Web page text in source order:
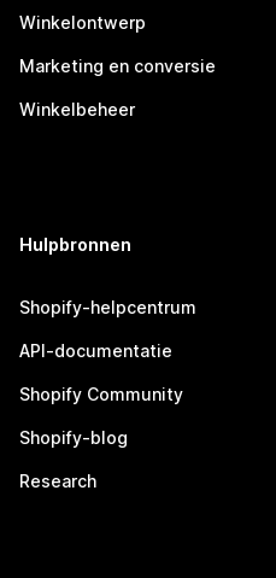
Winkelontwerp
Marketing en conversie
Winkelbeheer
Hulpbronnen
Shopify-helpcentrum
API-documentatie
Shopify Community
Shopify-blog
Research